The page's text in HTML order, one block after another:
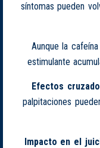
síntomas pueden
Aunque la
estimulante
Efectos
palpitaciones
Impacto en el